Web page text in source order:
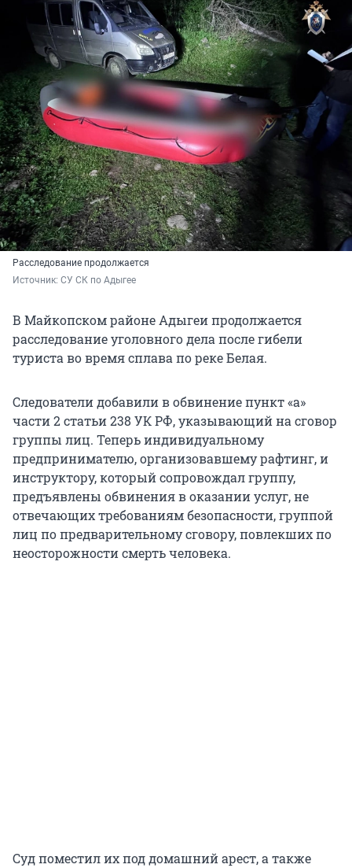
Расследование продолжается
Источник: СУ СК по Адыгее
В Майкопском районе Адыгеи продолжается
расследование уголовного дела после гибели
туриста во время сплава по реке Белая.
Следователи добавили в обвинение пункт «а»
части 2 статьи 238 УК РФ, указывающий на сговор
группы лиц. Теперь индивидуальному
предпринимателю, организовавшему рафтинг, и
инструктору, который сопровождал группу,
предъявлены обвинения в оказании услуг, не
отвечающих требованиям безопасности, группой
лиц по предварительному сговору, повлекших по
неосторожности смерть человека.
Суд поместил их под домашний арест, а также